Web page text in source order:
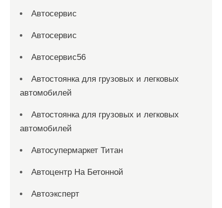
Автосервис
Автосервис
Автосервис56
Автостоянка для грузовых и легковых
автомобилей
Автостоянка для грузовых и легковых
автомобилей
Автосупермаркет Титан
Автоцентр На Бетонной
Автоэксперт